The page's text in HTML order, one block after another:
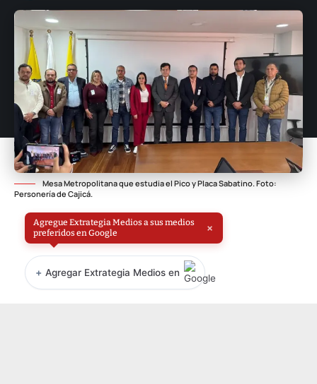
Mesa Metropolitana que estudia el Pico y Placa Sabatino. Foto:
Personería de Cajicá.
Agregue Extrategia Medios a sus medios
preferidos en Google
×
+ Agregar Extrategia Medios en